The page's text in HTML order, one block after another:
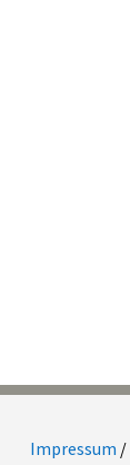
Impressum /